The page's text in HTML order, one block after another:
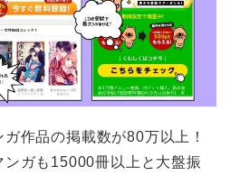
作品の掲載数が80万以上！
ンガも15000冊以上と大盤振